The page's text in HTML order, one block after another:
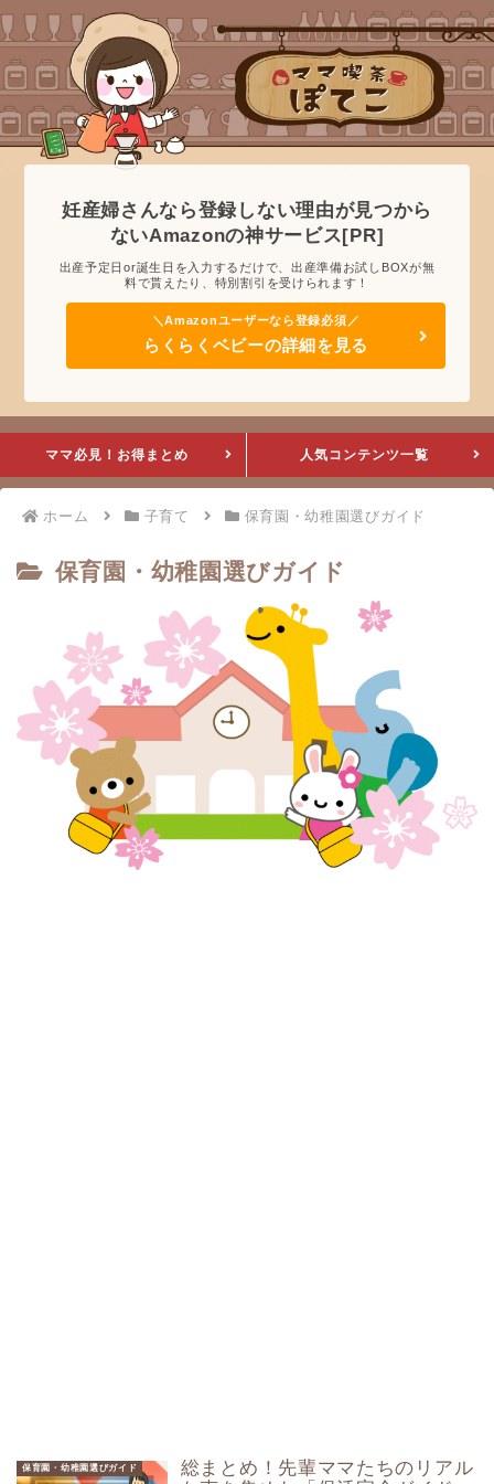
妊産婦さんなら登録しない理由が見つから
ないAmazonの神サービス[PR]
出産予定日or誕生日を入力するだけで、出産準備お試しBOXが無
料で貰えたり、特別割引を受けられます！
らくらくベビーの詳細を見る
ママ必見！お得まとめ 人気コンテンツ一覧
ホーム 子育て 保育園・幼稚園選びガイド
保育園・幼稚園選びガイド
保育園・幼稚園選びガイド
総まとめ！先輩ママたちのリアル